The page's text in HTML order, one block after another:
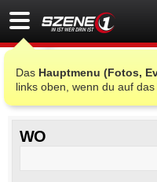
Das Hauptmenu (Fotos,
links oben, wenn du auf
salzburg
WO